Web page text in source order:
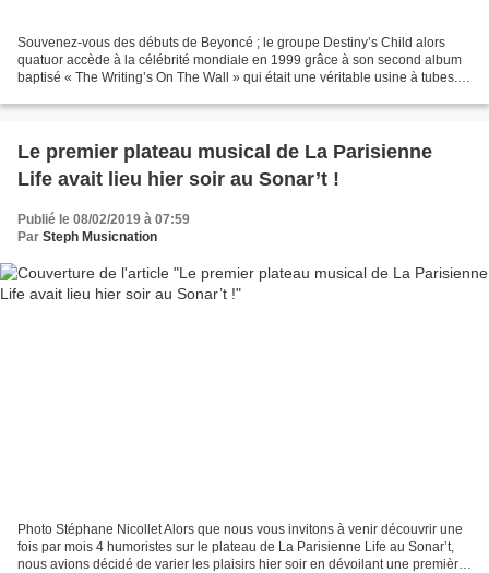
Souvenez-vous des débuts de Beyoncé ; le groupe Destiny’s Child alors
quatuor accède à la célébrité mondiale en 1999 grâce à son second album
baptisé « The Writing’s On The Wall » qui était une véritable usine à tubes.
Le premier plateau musical de La Parisienne
Life avait lieu hier soir au Sonar’t !
Publié le 08/02/2019 à 07:59
Par Steph Musicnation
Photo Stéphane Nicollet Alors que nous vous invitons à venir découvrir une
fois par mois 4 humoristes sur le plateau de La Parisienne Life au Sonar’t,
nous avions décidé de varier les plaisirs hier soir en dévoilant une première